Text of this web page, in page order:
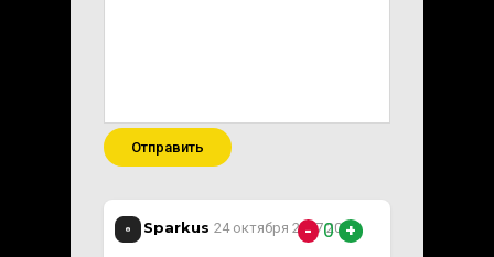
Отправить
Sparkus 24 октября 2017 20:40
- 0 +